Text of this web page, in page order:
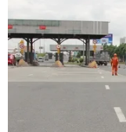
trên thực tế sẽ
cầu. Cuộc chạy
này.
Trong cuộc
Huawei chỉ là